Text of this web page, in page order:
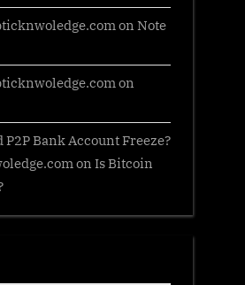
on Note
on
P2P Bank Account Freeze?
on Is Bitcoin